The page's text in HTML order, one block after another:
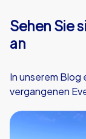
Sehen Sie
an
In unserem Blog
vergangenen